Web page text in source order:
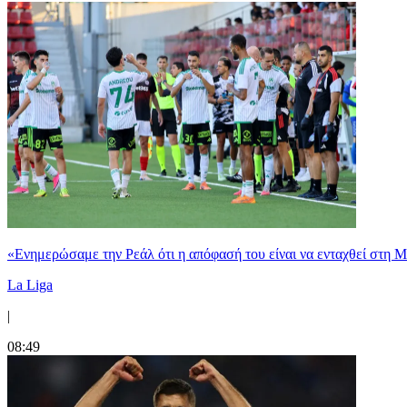
«Ενημερώσαμε την Ρεάλ ότι η απόφασή του είναι να ενταχθεί στη
La Liga
|
08:49